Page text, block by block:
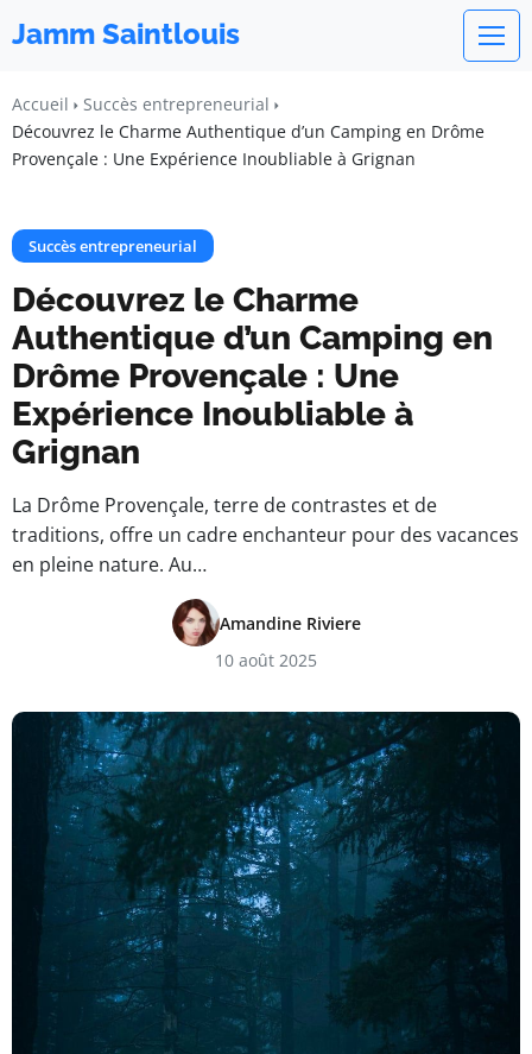
Jamm Saintlouis
Accueil
Succès entrepreneurial
Découvrez le Charme Authentique d’un Camping en Drôme
Provençale : Une Expérience Inoubliable à Grignan
Succès entrepreneurial
Découvrez le Charme
Authentique d’un Camping en
Drôme Provençale : Une
Expérience Inoubliable à
Grignan
La Drôme Provençale, terre de contrastes et de
traditions, offre un cadre enchanteur pour des vacances
en pleine nature. Au…
Amandine Riviere
10 août 2025